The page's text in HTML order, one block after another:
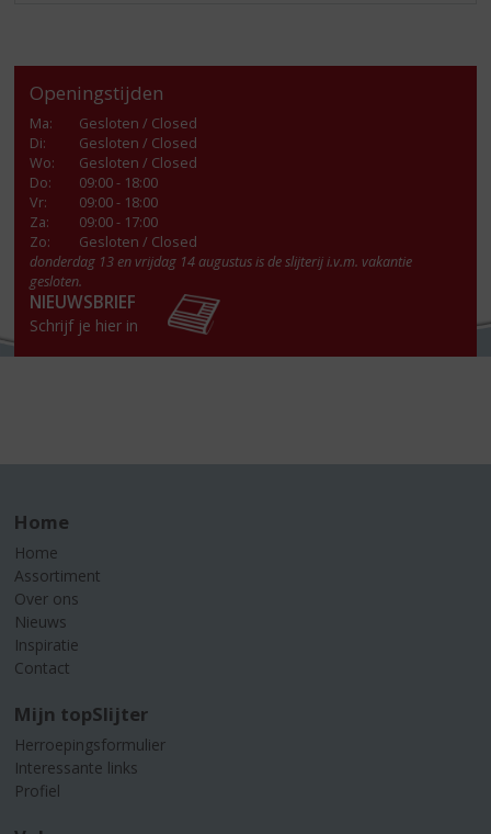
Openingstijden
Ma:
Gesloten / Closed
Di:
Gesloten / Closed
Wo:
Gesloten / Closed
Do:
09:00 - 18:00
Vr:
09:00 - 18:00
Za:
09:00 - 17:00
Zo:
Gesloten / Closed
donderdag 13 en vrijdag 14 augustus is de slijterij i.v.m. vakantie
gesloten.
NIEUWSBRIEF
Schrijf je hier in
Home
Home
Assortiment
Over ons
Nieuws
Inspiratie
Contact
Mijn topSlijter
Herroepingsformulier
Interessante links
Profiel